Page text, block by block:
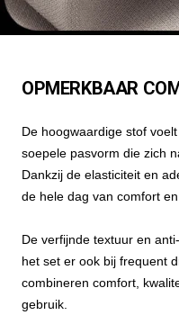
OPMERKBAAR
De hoogwaardige stof
soepele pasvorm die zich
Dankzij de elasticiteit en
de hele dag van comfort
De verfijnde textuur en
het set er ook bij frequent
combineren comfort,
gebruik.